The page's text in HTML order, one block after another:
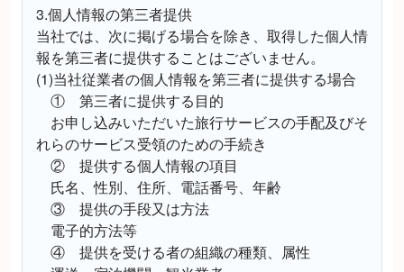
3.個人情報の第三者提供
当社では、次に掲げる場合を除き、取得した個人情
報を第三者に提供することはございません。
(1)当社従業者の個人情報を第三者に提供する場合
① 第三者に提供する目的
お申し込みいただいた旅行サービスの手配及びそ
れらのサービス受領のための手続き
② 提供する個人情報の項目
氏名、性別、住所、電話番号、年齢
③ 提供の手段又は方法
電子的方法等
④ 提供を受ける者の組織の種類、属性